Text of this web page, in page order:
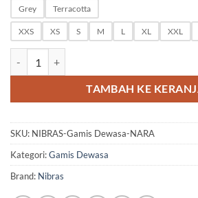
Grey Terracotta
XXS XS S M L XL XXL
TAMBAH KE
SKU: NIBRAS-Gamis Dewasa-NARA
Kategori:Gamis Dewasa
Brand: Nibras